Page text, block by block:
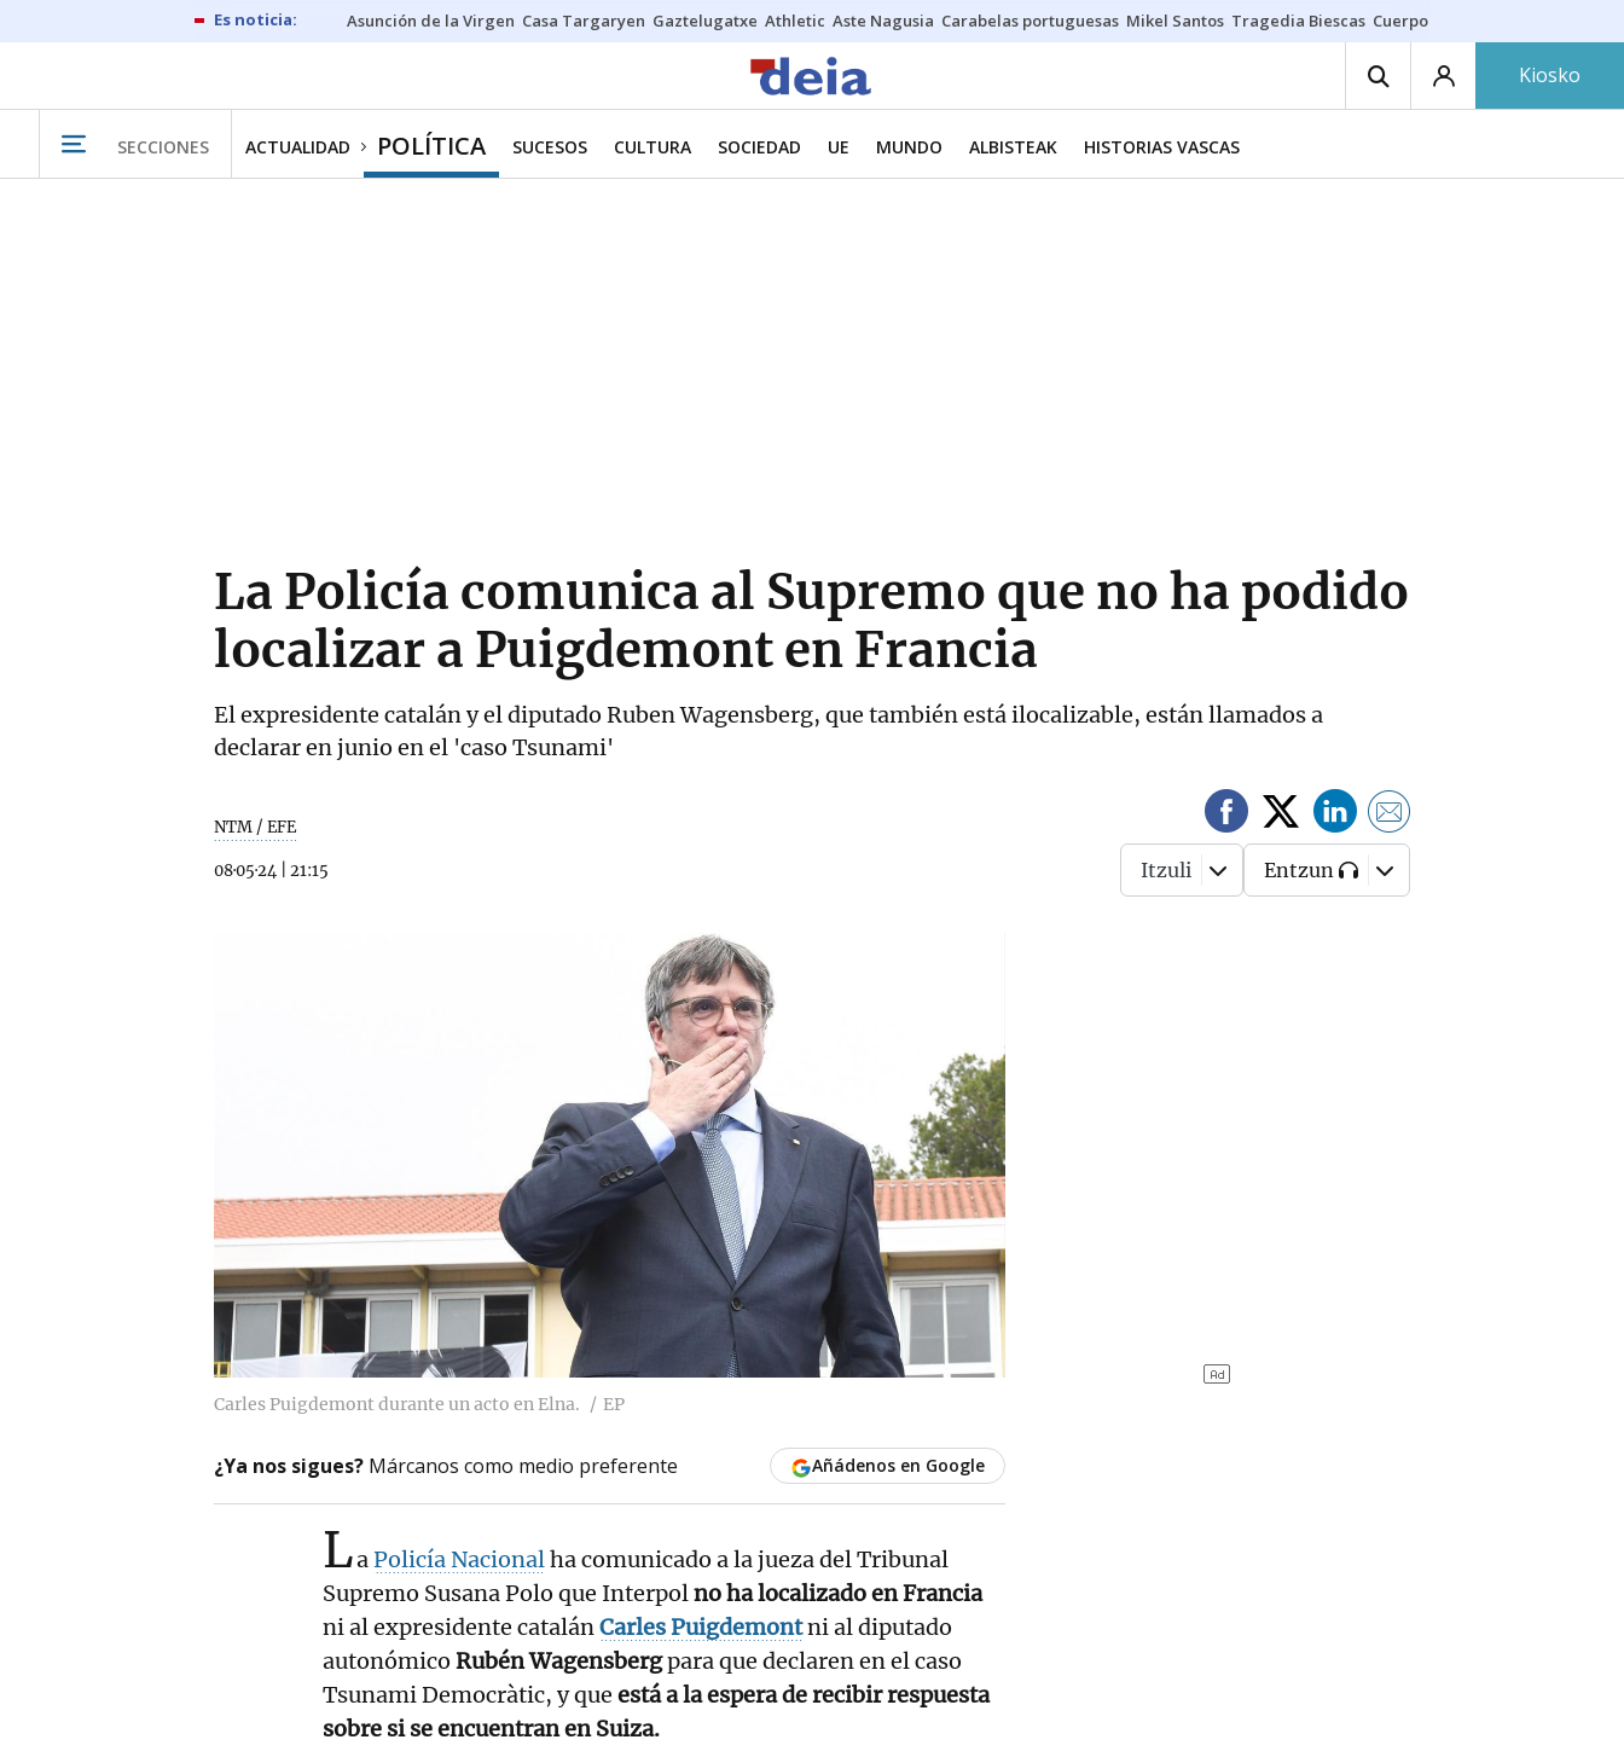
Asunción de la Virgen Casa Targaryen Gaztelugatxe Athletic Aste Nagusia Carabelas portuguesas Mikel Santos Tragedia Biescas Cuerpo ría
Kiosko
SECCIONES ACTUALIDAD POLÍTICA SUCESOS CULTURA SOCIEDAD UE MUNDO ALBISTEAK HISTORIAS VASCAS
La Policía comunica al Supremo que no ha podido
localizar a Puigdemont en Francia
El expresidente catalán y el diputado Ruben Wagensberg, que también está ilocalizable, están llamados a
declarar en junio en el 'caso Tsunami'
NTM / EFE
08·05·24 21:15 Itzuli Entzun
Carles Puigdemont durante un acto en Elna. EP
¿Ya nos sigues? Márcanos como medio preferente Añádenos en Google
LaPolicía Nacionalha comunicado a la jueza del Tribunal
Supremo Susana Polo que Interpolno ha localizado en Francia
ni al expresidente catalánCarles Puigdemontni al diputado
autonómico Rubén Wagensbergpara que declaren en el caso
Tsunami Democràtic, y que está a la espera de recibir respuesta
sobre si se encuentran en Suiza.